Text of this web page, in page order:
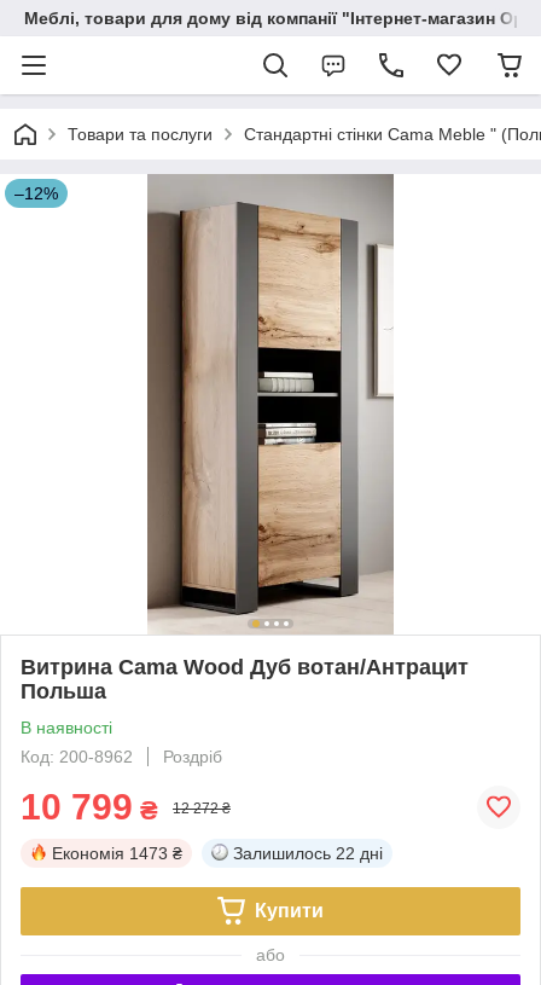
Меблі, товари для дому від компанії "Інтернет-магазин
Товари та послуги Стандартні стінки Cama Meble "
–12%
Витрина Cama Wood Дуб вотан/Антрацит
Польша
В наявності
Код: 200-8962
Роздріб
10 799 ₴ 12 272 ₴
Економія 1473 ₴ Залишилось 22 дні
Купити
або